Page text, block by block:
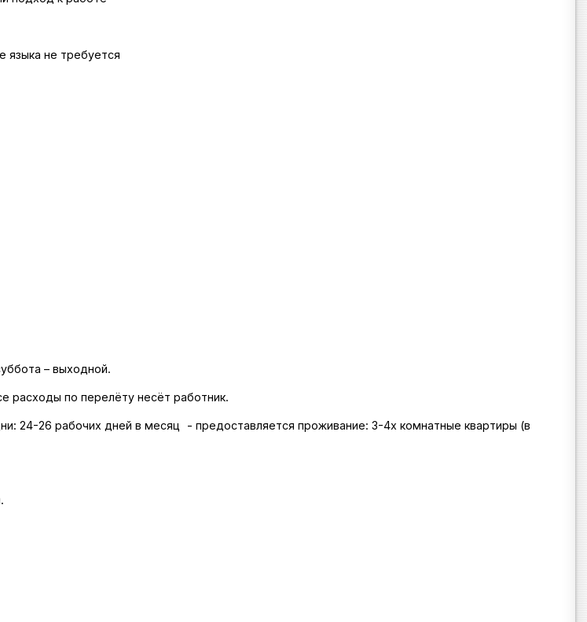
не требуется
– выходной.
расходы по перелёту несёт работник.
24-26 рабочих дней в месяц - предоставляется проживание: 3-4х комнатные квартиры (в